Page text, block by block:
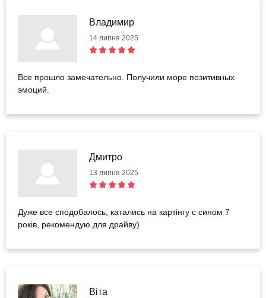
Владимир
14 липня 2025
Все прошло замечательно. Получили море позитивных
эмоций.
Дмитро
13 липня 2025
Дуже все сподобалось, катались на картінгу с сином 7
років, рекомендую для драйву)
Віта